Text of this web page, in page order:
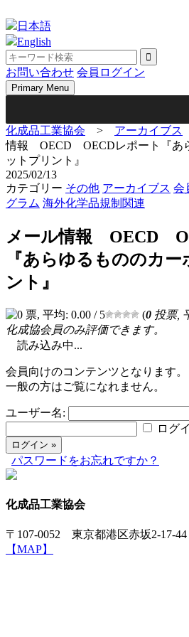
to
content
日本語
English
お問い合わせ 会員ログイン
Primary Menu
化成品工業協会 > アーカイブス
情報 OECD OECDレポート『あ
ットプリント』
2025/02/13
カテゴリー その他 アーカイブス 会
グラム 海外化学品規制関連
メール情報 OECD
『あらゆるもののカ
ント』
(0 投票,
化成協会員のみ評価できます。
読み込み中...
会員向けのコンテンツとなります。
一般の方はご覧になれません。
ユーザー名:
ログ
パスワードをお忘れですか？
化成品工業協会
〒107-0052 東京都港区赤坂2-17-
【MAP】